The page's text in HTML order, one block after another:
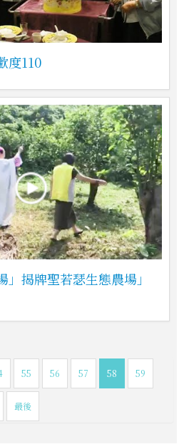
度110
」揭牌聖若瑟生態農場」
55 56 57 58 59
最後